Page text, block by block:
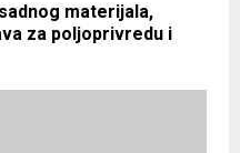
materijala,
za poljoprivredu i